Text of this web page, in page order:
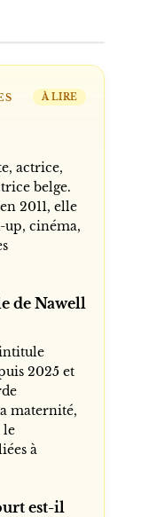
À LIRE
actrice,
belge.
2011, elle
up, cinéma,
de Nawell
2025 et
maternité,
le
à
est-il